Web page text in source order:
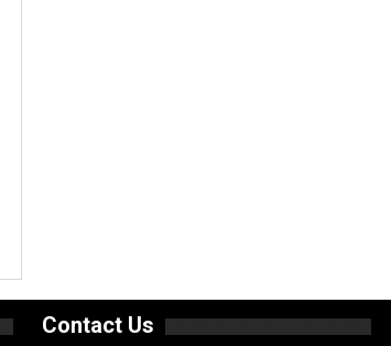
Contact Us